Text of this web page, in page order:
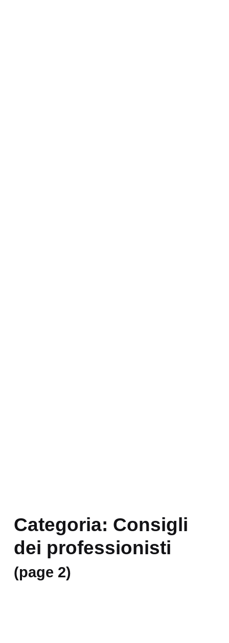
Categoria: Consigli
dei professionisti
(page 2)